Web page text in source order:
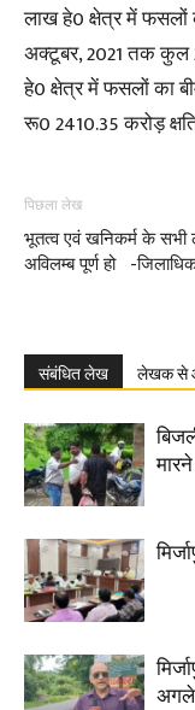
लाख हे0 क्षेत्र में फसलों
अक्टूबर, 2021 तक कुल
हे0 क्षेत्र में फसलों का
रू0 2410.35 करोड़
पिछला लेख
भूतत्व एवं खनिकर्म के सभी
अविलम्ब पूर्ण हो -
संबंधित लेख लेखक से
अगले